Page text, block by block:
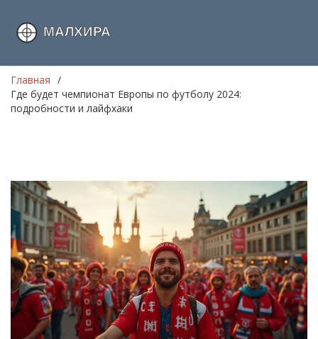
Главная
Где будет чемпионат Европы по футболу 2024:
подробности и лайфхаки